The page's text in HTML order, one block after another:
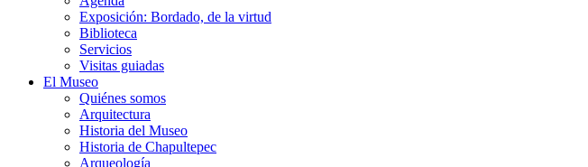
Exposición: Bordado, de la virtud
Biblioteca
Servicios
Visitas guiadas
El Museo
Quiénes somos
Arquitectura
Historia del Museo
Historia de Chapultepec
Arqueología